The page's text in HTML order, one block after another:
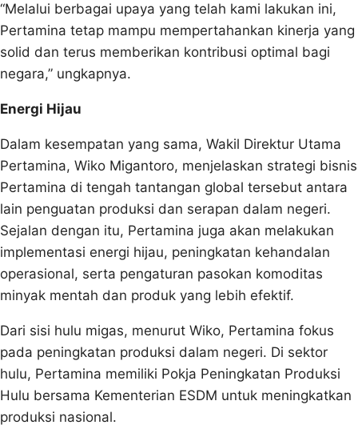
“Melalui berbagai upaya yang telah kami lakukan ini,
Pertamina tetap mampu mempertahankan kinerja yang
solid dan terus memberikan kontribusi optimal bagi
negara,” ungkapnya.
Energi Hijau
Dalam kesempatan yang sama, Wakil Direktur Utama
Pertamina, Wiko Migantoro, menjelaskan strategi bisnis
Pertamina di tengah tantangan global tersebut antara
lain penguatan produksi dan serapan dalam negeri.
Sejalan dengan itu, Pertamina juga akan melakukan
implementasi energi hijau, peningkatan kehandalan
operasional, serta pengaturan pasokan komoditas
minyak mentah dan produk yang lebih efektif.
Dari sisi hulu migas, menurut Wiko, Pertamina fokus
pada peningkatan produksi dalam negeri. Di sektor
hulu, Pertamina memiliki Pokja Peningkatan Produksi
Hulu bersama Kementerian ESDM untuk meningkatkan
produksi nasional.